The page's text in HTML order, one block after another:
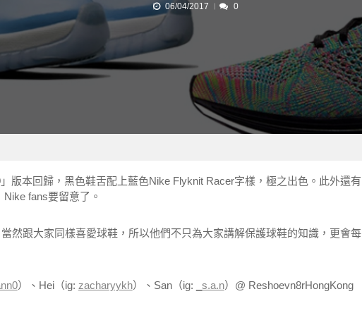
06/04/2017 0
版本回歸，黑色鞋舌配上藍色Nike Flyknit Racer字樣，極之出色。此外還有
fans要留意了。
然跟大家同樣喜愛球鞋，所以他們不只為大家講解保護球鞋的知識，更會每
）、Hei（ig: zacharyykh）、San（ig: _s.a.n）@ Reshoevn8rHongKong